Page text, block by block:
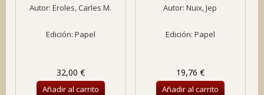
Autor:Eroles, Carles M.
Edición: Papel
32,00 €
Añadir al carrito
Autor:Nuix, Jep
Edición: Papel
19,76 €
Añadir al carrito